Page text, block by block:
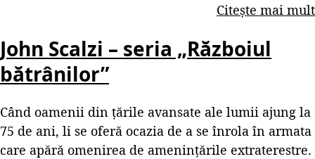
Citește mai mult
John Scalzi – seria „Războiul
bătrânilor”
Când oamenii din țările avansate ale lumii ajung la
75 de ani, li se oferă ocazia de a se înrola în armata
care apără omenirea de amenințările extraterestre.